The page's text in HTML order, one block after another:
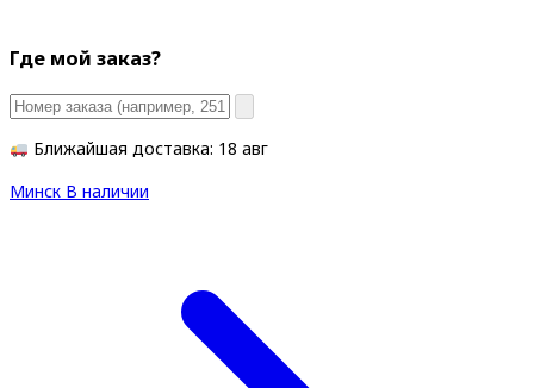
Где мой заказ?
Ближайшая доставка: 18 авг
Минск В наличии